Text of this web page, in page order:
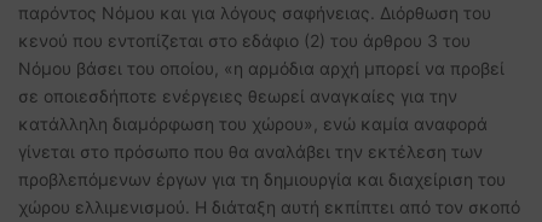
παρόντος Νόμου και για λόγους σαφήνειας. Διόρθωση του
κενού που εντοπίζεται στο εδάφιο (2) του άρθρου 3 του
Νόμου βάσει του οποίου, «η αρμόδια αρχή μπορεί να προβεί
σε οποιεσδήποτε ενέργειες θεωρεί αναγκαίες για την
κατάλληλη διαμόρφωση του χώρου», ενώ καμία αναφορά
γίνεται στο πρόσωπο που θα αναλάβει την εκτέλεση των
προβλεπόμενων έργων για τη δημιουργία και διαχείριση του
χώρου ελλιμενισμού. Η διάταξη αυτή εκπίπτει από τον σκοπό